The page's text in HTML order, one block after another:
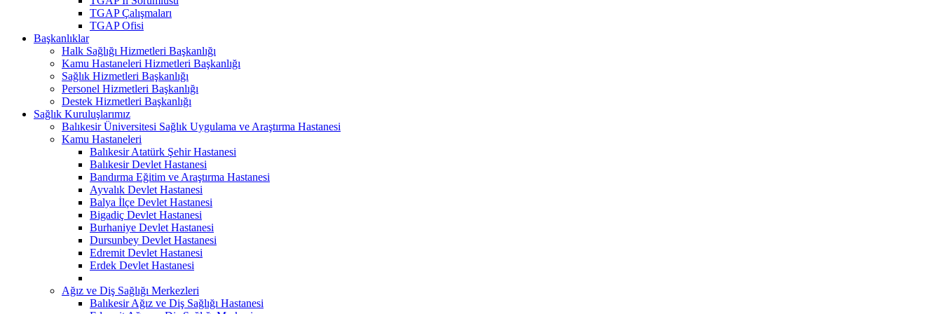
TGAP Çalışmaları
TGAP Ofisi
Başkanlıklar
Halk Sağlığı Hizmetleri Başkanlığı
Kamu Hastaneleri Hizmetleri Başkanlığı
Sağlık Hizmetleri Başkanlığı
Personel Hizmetleri Başkanlığı
Destek Hizmetleri Başkanlığı
Sağlık Kuruluşlarımız
Balıkesir Üniversitesi Sağlık Uygulama ve Araştırma Hastanesi
Kamu Hastaneleri
Balıkesir Atatürk Şehir Hastanesi
Balıkesir Devlet Hastanesi
Bandırma Eğitim ve Araştırma Hastanesi
Ayvalık Devlet Hastanesi
Balya İlçe Devlet Hastanesi
Bigadiç Devlet Hastanesi
Burhaniye Devlet Hastanesi
Dursunbey Devlet Hastanesi
Edremit Devlet Hastanesi
Erdek Devlet Hastanesi
Ağız ve Diş Sağlığı Merkezleri
Balıkesir Ağız ve Diş Sağlığı Hastanesi